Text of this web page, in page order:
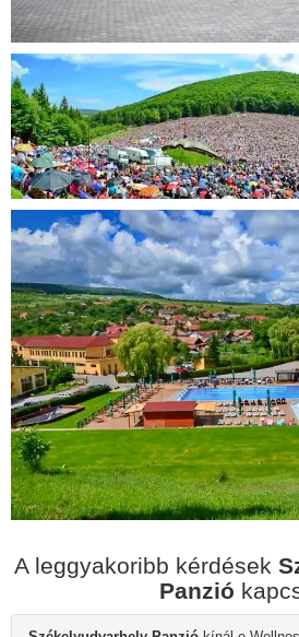
A leggyakoribb kérdések
Panzió